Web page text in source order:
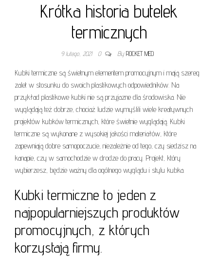
Krótka historia butelek
termicznych
9 lutego, 2021 0 By ROCKET MED
Kubki termiczne są świetnym elementem promocyjnym i mają szereg
zalet w stosunku do swoich plastikowych odpowiedników. Na
przykład plastikowe kubki nie są przyjazne dla środowiska. Nie
wyglądają też dobrze, chociaż ludzie wymyślili wiele kreatywnych
projektów kubków termicznych, które świetnie wyglądają. Kubki
termiczne są wykonane z wysokiej jakości materiałów, które
zapewniają dobre samopoczucie, niezależnie od tego, czy siedzisz na
kanapie, czy w samochodzie w drodze do pracy. Projekt, który
wybierzesz, będzie ważny dla ogólnego wyglądu i stylu kubka.
Kubki termiczne to jeden z
najpopularniejszych produktów
promocyjnych, z których
korzystają firmy.